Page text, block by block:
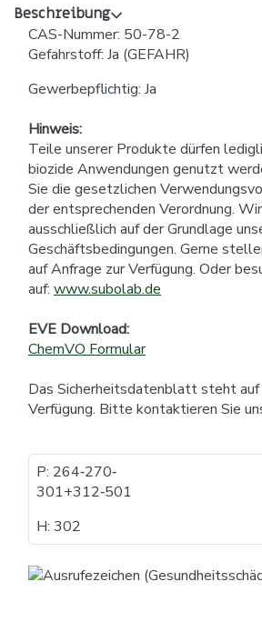
Beschreibung
CAS-Nummer: 50-78-2
Gefahrstoff: Ja (GEFAHR)
Gewerbepflichtig: Ja
Hinweis:
Teile unserer Produkte dürfen
biozide Anwendungen genutzt
Sie die gesetzlichen
der entsprechenden Verordnung.
ausschließlich auf der Grundlage
Geschäftsbedingungen. Gerne
auf Anfrage zur Verfügung. Oder
auf: www.subolab.de
EVE Download:
ChemVO Formular
Das Sicherheitsdatenblatt steht auf
Verfügung. Bitte kontaktieren Sie
P: 264​‐​270​‐​
301+312​‐​501
H: 302